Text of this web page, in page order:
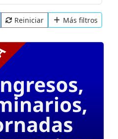
Reiniciar Más filtros